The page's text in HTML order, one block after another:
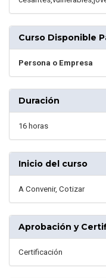
Curso Disponible
Persona o Empresa
Duración
16 horas
Inicio del curso
A Convenir, Cotizar
Aprobación y
Certificación